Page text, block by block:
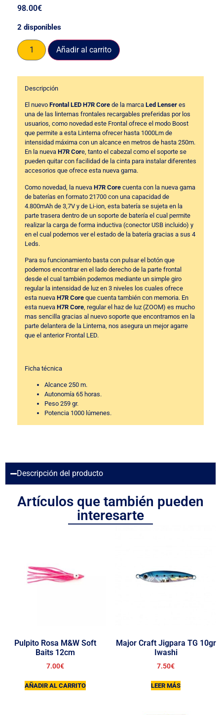
98.00€
2 disponibles
Añadir al carrito
Descripción
El nuevo Frontal LED H7R Core de la marca Led Lenser es
una de las linternas frontales recargables preferidas por los
usuarios, como novedad este Frontal ofrece el modo Boost
que permite a esta Linterna ofrecer hasta 1000Lm de
intensidad máxima con un alcance en metros de hasta 250m.
En la nueva H7R Core, tanto el cabezal como el soporte se
pueden quitar con facilidad de la cinta para instalar diferentes
accesorios que ofrece esta nueva gama.
Como novedad, la nueva H7R Core cuenta con la nueva gama
de baterías en formato 21700 con una capacidad de
4.800mAh de 3,7V y de Li-ion, esta batería se sujeta en la
parte trasera dentro de un soporte de batería el cual permite
realizar la carga de forma inductiva (conector USB incluido) y
en el cual podemos ver el estado de la batería gracias a sus 4
Leds.
Para su funcionamiento basta con pulsar el botón que
podemos encontrar en el lado derecho de la parte frontal
desde el cual también podemos mediante un simple giro
regular la intensidad de luz en 3 niveles los cuales ofrece
esta nueva H7R Core que cuenta también con memoria. En
esta nueva H7R Core, regular el haz de luz (ZOOM) es mucho
mas sencilla gracias al nuevo soporte que encontramos en la
parte delantera de la Linterna, nos asegura un mejor agarre
que el anterior Frontal LED.
Ficha técnica
Alcance 250 m.
Autonomía 65 horas.
Peso 259 gr.
Potencia 1000 lúmenes.
Descripción del producto
Artículos que también pueden
interesarte
Pulpito Rosa M&W Soft
Baits 12cm
7.00€
AÑADIR AL CARRITO
Major Craft Jigpara TG 10gr
Iwashi
7.50€
LEER MÁS